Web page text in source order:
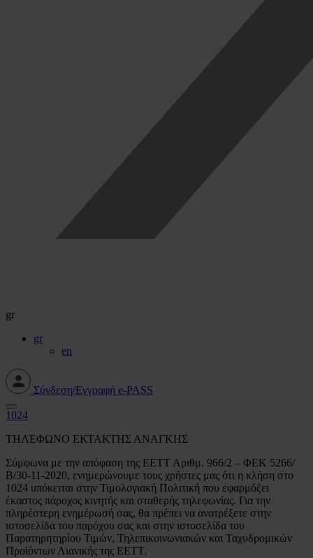
gr
gr
en
Σύνδεση/Εγγραφή e-PASS
1024
ΤΗΛΕΦΩΝΟ ΕΚΤΑΚΤΗΣ ΑΝΑΓΚΗΣ
Σύμφωνα με την απόφαση της ΕΕΤΤ Αριθμ. 966/2 – ΦΕΚ 5266/
Β/30-11-2020, ενημερώνουμε τους χρήστες μας ότι η κλήση στο
1024 υπόκειται στην Τιμολογιακή Πολιτική που εφαρμόζει
έκαστος πάροχος κινητής και σταθερής τηλεφωνίας. Για την
πληρέστερη ενημέρωσή σας, θα πρέπει να ανατρέξετε στην
ιστοσελίδα του παρόχου σας και στην ιστοσελίδα του
Παρατηρητηρίου Τιμών, Τηλεπικοινωνιακών και Ταχυδρομικών
Προϊόντων Λιανικής της ΕΕΤΤ.